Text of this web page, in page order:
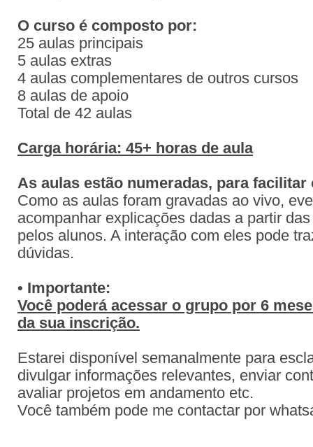
O curso é composto por:
25 aulas principais
5 aulas extras
4 aulas complementares de outros cursos
8 aulas de apoio
Total de 42 aulas
Carga horária: 45+ horas de aula
As aulas estão numeradas, para
Como as aulas foram gravadas ao vivo,
acompanhar explicações dadas a partir
pelos alunos. A interação com eles pode
dúvidas.
• Importante:
Você poderá acessar o grupo por 6
da sua inscrição.
Estarei disponível semanalmente para
divulgar informações relevantes, enviar
avaliar projetos em andamento etc.
Você também pode me contactar por